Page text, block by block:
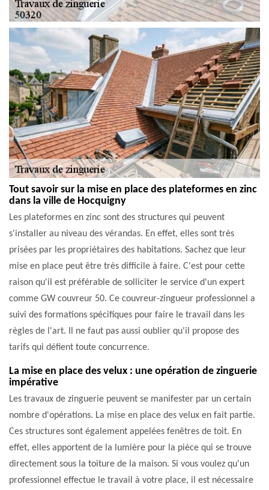
Tout savoir sur la mise en place des plateformes en zinc
dans la ville de Hocquigny
Les plateformes en zinc sont des structures qui peuvent
s'installer au niveau des vérandas. En effet, elles sont très
prisées par les propriétaires des habitations. Sachez que leur
mise en place peut être très difficile à faire. C'est pour cette
raison qu'il est préférable de solliciter le service d'un expert
comme GW couvreur 50. Ce couvreur-zingueur professionnel a
suivi des formations spécifiques pour faire le travail dans les
règles de l'art. Il ne faut pas aussi oublier qu'il propose des
tarifs qui défient toute concurrence.
La mise en place des velux : une opération de zinguerie
impérative
Les travaux de zinguerie peuvent se manifester par un certain
nombre d'opérations. La mise en place des velux en fait partie.
Ces structures sont également appelées fenêtres de toit. En
effet, elles apportent de la lumière pour la pièce qui se trouve
directement sous la toiture de la maison. Si vous voulez qu'un
professionnel effectue le travail à votre place, il est nécessaire